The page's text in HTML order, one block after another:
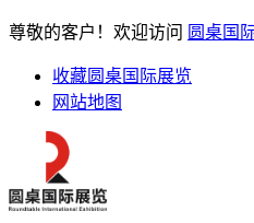
尊敬的客户！欢迎访问 圆桌国
收藏圆桌国际展览
网站地图